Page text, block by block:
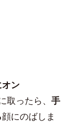
ン
取ったら、 手
顔にのばしま